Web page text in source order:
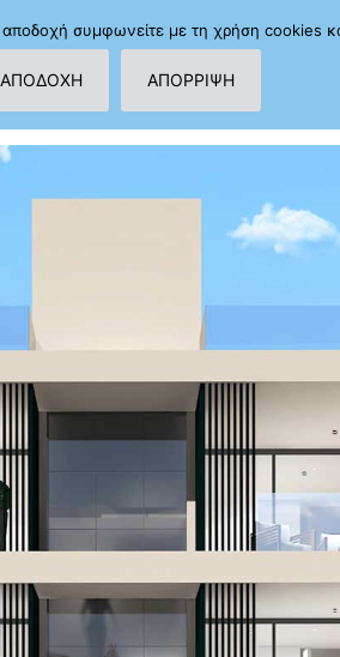
ΑΡΧΙΚΗ
αποδοχή συμφωνείτε με τη χρήση
ΑΠΟΔΟΧΗ ΑΠΟΡΡΙΨΗ